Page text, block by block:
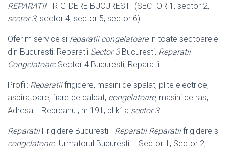
REPARATIIFRIGIDERE BUCURESTI (SECTOR 1, sector 2,
sector 3, sector 4, sector 5, sector 6)
Oferim service si reparatii congelatoarein toate sectoarele
din Bucuresti: Reparatii Sector 3Bucuresti, Reparatii
CongelatoareSector 4 Bucuresti, Reparatii
Profil: Reparatiifrigidere, masini de spalat, plite electrice,
aspiratoare, fiare de calcat, congelatoare, masini de ras, .
Adresa: I Rebreanu , nr 191, bl k1a sector 3
ReparatiiFrigidere Bucuresti · Reparatii Reparatiifrigidere si
congelatoare. Urmatorul Bucuresti – Sector 1, Sector 2,